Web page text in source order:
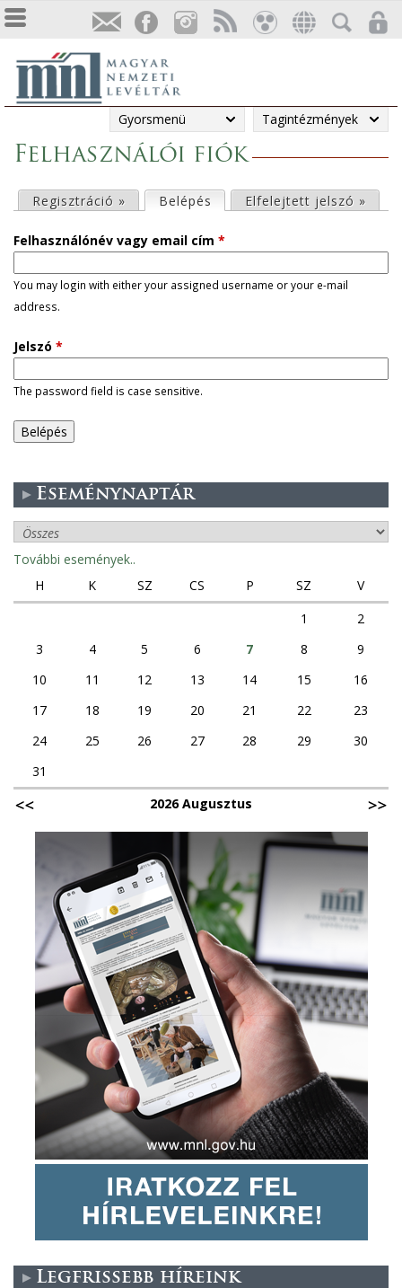
Gyorsmenü Tagintézmények
Felhasználói fiók
l
s
ő
d
l
e
e
s
Regisztráció » Belépés (aktív fül)Elfelejtett jelszó »
Felhasználónév vagy email cím *
You may login with either your assigned username or your e-mail
address.
Jelszó *
The password field is case sensitive.
Eseménynaptár
További események..
H
K SZ CS P SZ
V
1
2
3
4 5 6 7 8
9
10
11 12 13 14 15
16
17
18 19 20 21 22
23
24
25 26 27 28 29
30
31
2026 Augusztus
Legfrissebb híreink